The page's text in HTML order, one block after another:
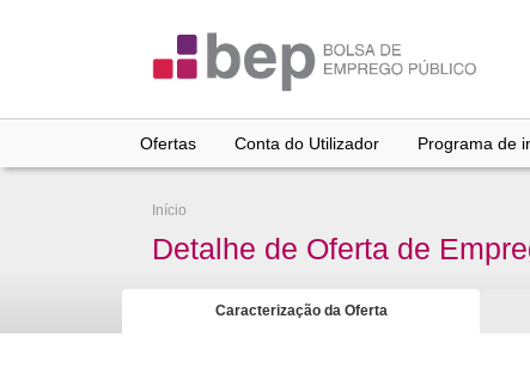
Ofertas Conta do Utilizador Programa de
Início
Detalhe de Oferta de
Caracterização da Oferta